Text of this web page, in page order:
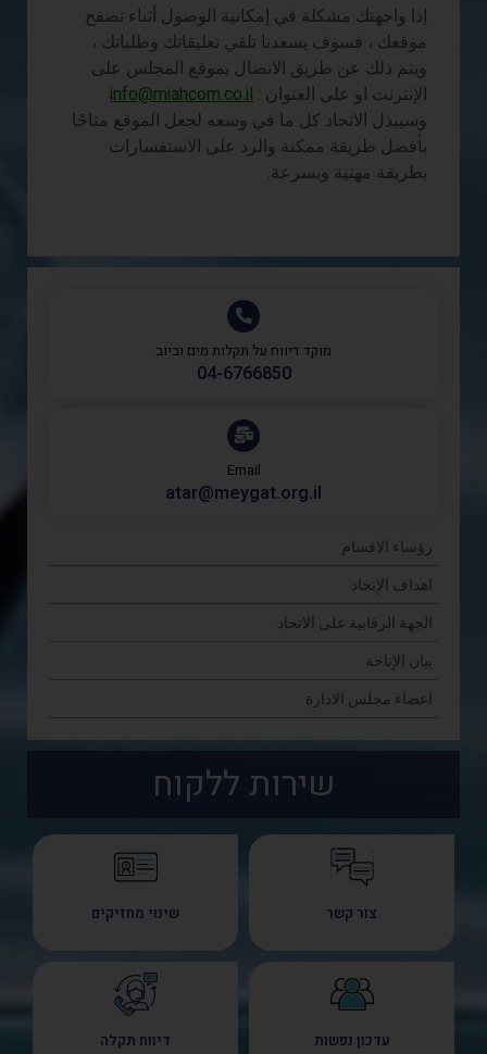
מוקד דיווח על תקלות מים וביוב
‎04-6766850
Email
atar@meygat.org.il
رؤساء الاقسام
اهداف الإتحاد
الجهة الرقابية على الاتحاد
بيان الإتاحة
اعضاء مجلس الادارة
إذا واجهتك مشكلة في إمكانية الوصول أثناء تصفح
موقعك ، فسوف يسعدنا تلقي تعليقاتك وطلباتك ،
ويتم ذلك عن طريق الاتصال بموقع المجلس على
الإنترنت او على العنوان : info@miahcom.co.il
وسيبذل الاتحاد كل ما في وسعه لجعل الموقع متاحًا
بأفضل طريقة ممكنة والرد على الاستفسارات
بطريقة مهنية وبسرعة.
שירות ללקוח
צור קשר
עדכון נפשות
שינוי מחזיקים
דיווח תקלה